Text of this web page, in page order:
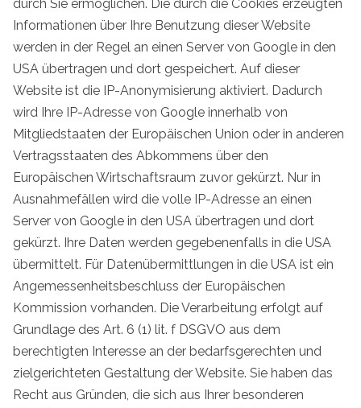
durch Sie ermöglichen. Die durch die Cookies erzeugten
Informationen über Ihre Benutzung dieser Website
werden in der Regel an einen Server von Google in den
USA übertragen und dort gespeichert. Auf dieser
Website ist die IP-Anonymisierung aktiviert. Dadurch
wird Ihre IP-Adresse von Google innerhalb von
Mitgliedstaaten der Europäischen Union oder in anderen
Vertragsstaaten des Abkommens über den
Europäischen Wirtschaftsraum zuvor gekürzt. Nur in
Ausnahmefällen wird die volle IP-Adresse an einen
Server von Google in den USA übertragen und dort
gekürzt. Ihre Daten werden gegebenenfalls in die USA
übermittelt. Für Datenübermittlungen in die USA ist ein
Angemessenheitsbeschluss der Europäischen
Kommission vorhanden. Die Verarbeitung erfolgt auf
Grundlage des Art. 6 (1) lit. f DSGVO aus dem
berechtigten Interesse an der bedarfsgerechten und
zielgerichteten Gestaltung der Website. Sie haben das
Recht aus Gründen, die sich aus Ihrer besonderen